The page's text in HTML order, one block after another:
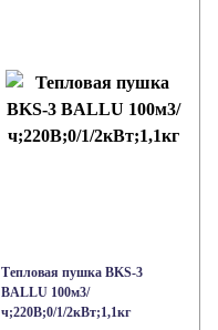
Тепловая пушка BKS-3
BALLU 100м3/
ч;220В;0/1/2кВт;1,1кг